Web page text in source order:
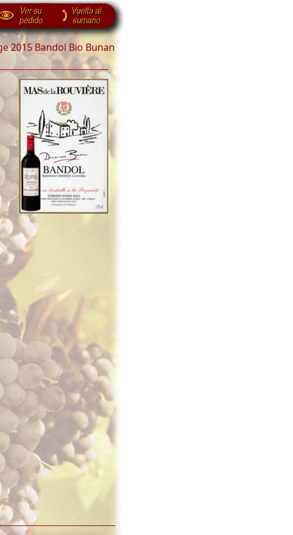
2015 Bandol Bio Bunan